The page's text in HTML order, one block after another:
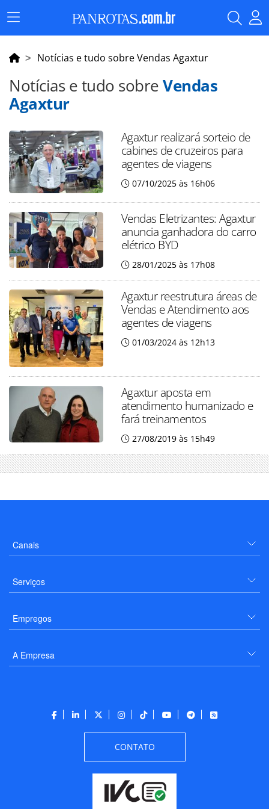
Menu
Principal
Notícias e tudo sobre Vendas Agaxtur
Notícias e tudo sobreVendas
Agaxtur
Agaxtur realizará sorteio de
cabines de cruzeiros para
agentes de viagens
07/10/2025 às 16h06
Vendas Eletrizantes: Agaxtur
anuncia ganhadora do carro
elétrico BYD
28/01/2025 às 17h08
Agaxtur reestrutura áreas de
Vendas e Atendimento aos
agentes de viagens
01/03/2024 às 12h13
Agaxtur aposta em
atendimento humanizado e
fará treinamentos
27/08/2019 às 15h49
Canais
Serviços
Empregos
A Empresa
CONTATO